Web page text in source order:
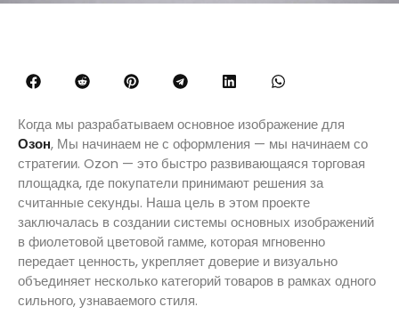
Когда мы разрабатываем основное изображение для
Озон, Мы начинаем не с оформления — мы начинаем со
стратегии. Ozon — это быстро развивающаяся торговая
площадка, где покупатели принимают решения за
считанные секунды. Наша цель в этом проекте
заключалась в создании системы основных изображений
в фиолетовой цветовой гамме, которая мгновенно
передает ценность, укрепляет доверие и визуально
объединяет несколько категорий товаров в рамках одного
сильного, узнаваемого стиля.